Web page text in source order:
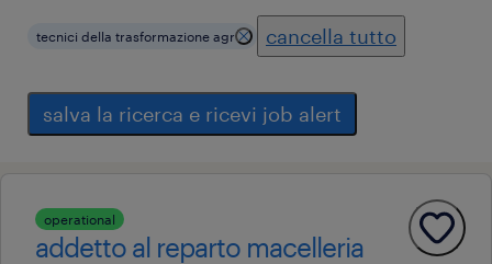
tecnici della trasformazione agr cancella tutto
salva la ricerca e ricevi job alert
operational
addetto al reparto macelleria